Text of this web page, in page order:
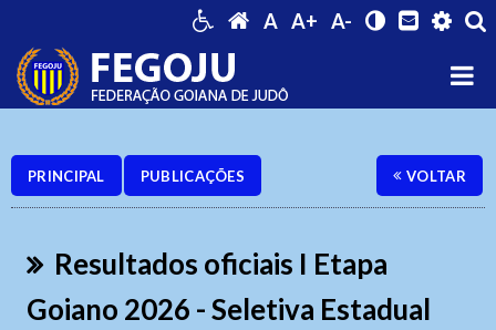
A A+ A-
PRINCIPAL PUBLICAÇÕES VOLTAR
Resultados oficiais I Etapa
Goiano 2026 - Seletiva Estadual